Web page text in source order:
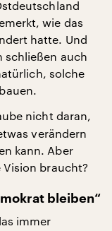
wie das
hatte. Und
schließen auch
solche
nicht daran,
verändern
kann. Aber
Vision braucht?
bleiben“
immer